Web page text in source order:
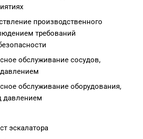
производственного
требований
обслуживание сосудов,
обслуживание оборудования,
давлением
эскалатора